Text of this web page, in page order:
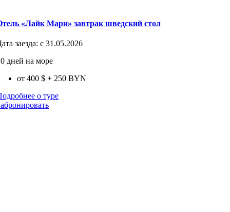
«Лайк Мари» завтрак шведский стол
заезда: с 31.05.2026
дней на море
от 400 $ + 250 BYN
о туре